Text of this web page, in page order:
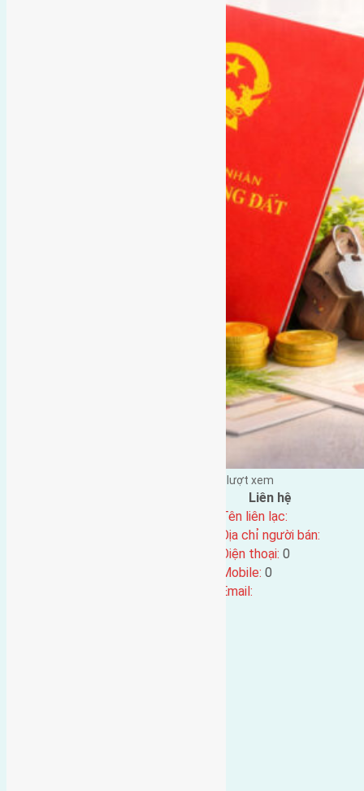
lượt xem
Liên hệ
Tên liên lạc:
Địa chỉ người bán:
Điện thoại: 0
Mobile: 0
Email: